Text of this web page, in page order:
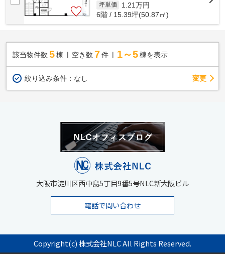
坪単価 1.21万円
6階 / 15.39坪(50.87㎡)
該当物件数 5棟 空き数 7 件 1～5 棟を表示
絞り込み条件： なし 変更
大阪市淀川区西中島5丁目9番5号NLC新大阪ビル
電話で問い合わせ
Copyright(c) 株式会社NLC All Rights Reserved.